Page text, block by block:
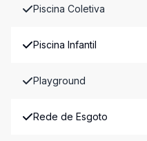
Piscina Coletiva
Piscina Infantil
Playground
Rede de Esgoto